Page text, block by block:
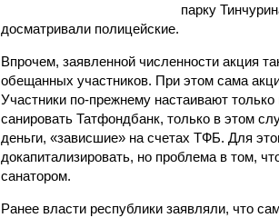
парку
досматривали полицейские.
Впрочем, заявленной численности акция
обещанных участников. При этом сама
Участники по-прежнему настаивают
санировать Татфондбанк, только в этом
деньги, «зависшие» на счетах ТФБ. Для
докапитализировать, но проблема в том,
санатором.
Ранее власти республики заявляли, что